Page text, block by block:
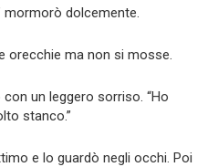
mormorò dolcemente.
orecchie ma non si mosse.
un leggero sorriso. “Ho
stanco.”
e lo guardò negli occhi. Poi